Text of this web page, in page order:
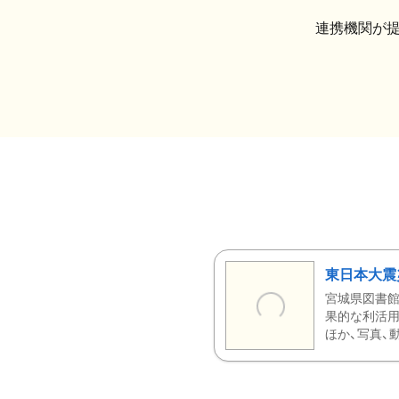
連携機関が
東日本大
宮城県図書
果的な利活
ほか、写真、